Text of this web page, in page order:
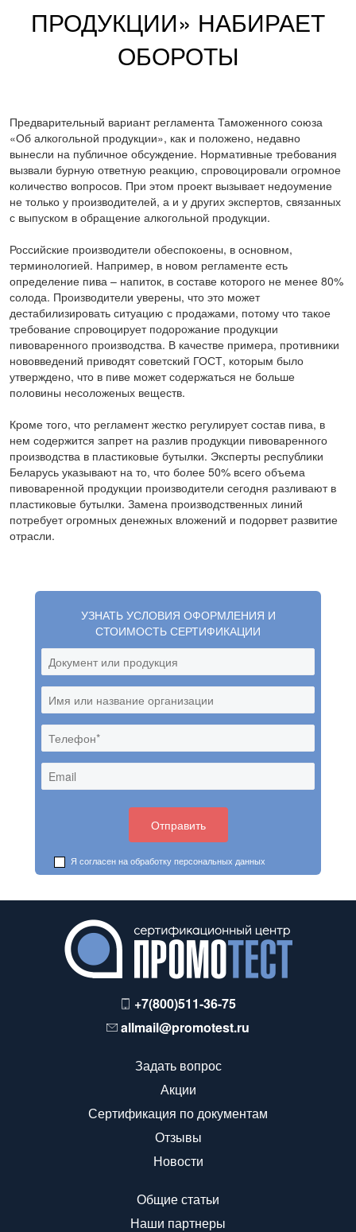
ПРОДУКЦИИ» НАБИРАЕТ
ОБОРОТЫ
Предварительный вариант регламента Таможенного союза
«Об алкогольной продукции», как и положено, недавно
вынесли на публичное обсуждение. Нормативные требования
вызвали бурную ответную реакцию, спровоцировали огромное
количество вопросов. При этом проект вызывает недоумение
не только у производителей, а и у других экспертов, связанных
с выпуском в обращение алкогольной продукции.
Российские производители обеспокоены, в основном,
терминологией. Например, в новом регламенте есть
определение пива – напиток, в составе которого не менее 80%
солода. Производители уверены, что это может
дестабилизировать ситуацию с продажами, потому что такое
требование спровоцирует подорожание продукции
пивоваренного производства. В качестве примера, противники
нововведений приводят советский ГОСТ, которым было
утверждено, что в пиве может содержаться не больше
половины несоложеных веществ.
Кроме того, что регламент жестко регулирует состав пива, в
нем содержится запрет на разлив продукции пивоваренного
производства в пластиковые бутылки. Эксперты республики
Беларусь указывают на то, что более 50% всего объема
пивоваренной продукции производители сегодня разливают в
пластиковые бутылки. Замена производственных линий
потребует огромных денежных вложений и подорвет развитие
отрасли.
УЗНАТЬ УСЛОВИЯ ОФОРМЛЕНИЯ И
СТОИМОСТЬ СЕРТИФИКАЦИИ
Я согласен на обработкуперсональных данных
+7(800)511-36-75
allmail@promotest.ru
Задать вопрос
Акции
Сертификация по документам
Отзывы
Новости
Общие статьи
Наши партнеры